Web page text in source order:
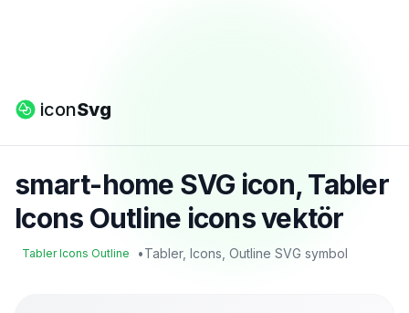
iconSvg
smart-home SVG icon, Tabler
Icons Outline icons vektör
Tabler Icons Outline •Tabler, Icons, Outline SVG symbol